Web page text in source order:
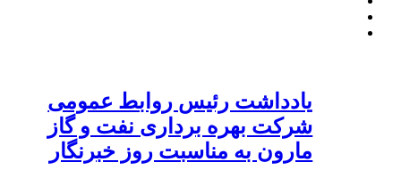
یادداشت رئیس روابط عمومی
شرکت بهره برداری نفت و گاز
مارون به مناسبت روز خبرنگار